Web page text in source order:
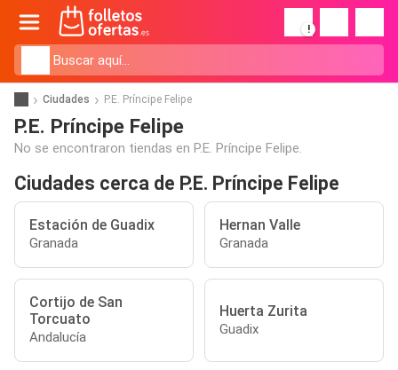
!
Ciudades P.E. Príncipe Felipe
P.E. Príncipe Felipe
No se encontraron tiendas en P.E. Príncipe Felipe.
Ciudades cerca de P.E. Príncipe Felipe
Estación de Guadix
Granada
Hernan Valle
Granada
Cortijo de San
Torcuato
Andalucía
Huerta Zurita
Guadix